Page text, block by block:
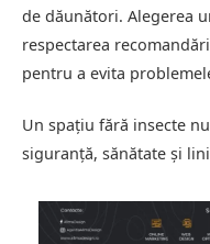
de dăunători. Alegerea
respectarea
pentru a evita
Un spațiu fără insecte
siguranță, sănătate și